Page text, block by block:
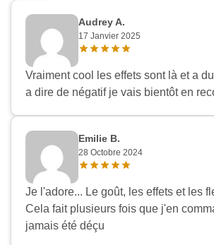
Audrey A.
17 Janvier 2025
Vraiment cool les effets sont là et a
a dire de négatif je vais bientôt en
Emilie B.
28 Octobre 2024
Je l'adore... Le goût, les effets et les
Cela fait plusieurs fois que j'en
jamais été déçu